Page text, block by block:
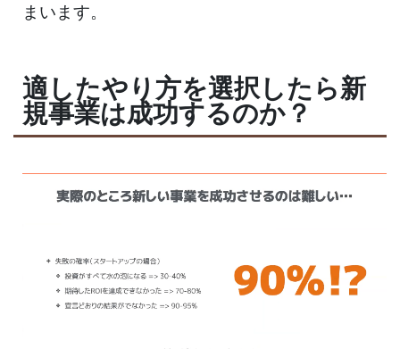
まいます。
適したやり方を選択したら新
規事業は成功するのか？